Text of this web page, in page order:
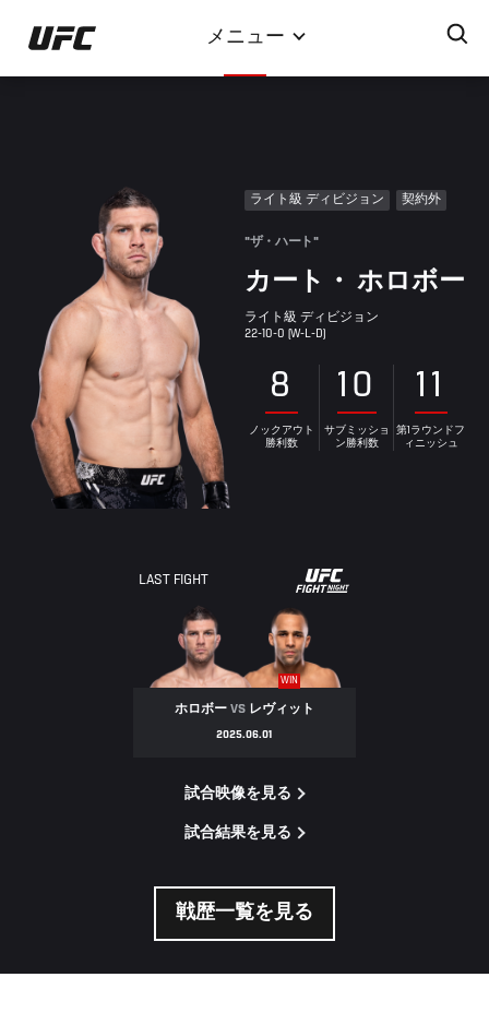
イ
ン
メニュー
ライト級 ディビジョン 契約外
"ザ・ハート"
カート・ ホロボー
ライト級 ディビジョン
22-10-0 (W-L-D)
8
ノックアウト
勝利数
10
サブミッショ
ン勝利数
11
第1ラウンドフ
ィニッシュ
LAST FIGHT
UFC
FIGHT
NIGHT
WIN
ホロボー VSレヴィット
2025.06.01
試合映像を見る
試合結果を見る
戦歴一覧を見る